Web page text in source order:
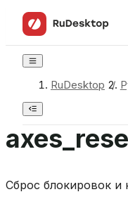
RuDesktop /
Сброс блокировок